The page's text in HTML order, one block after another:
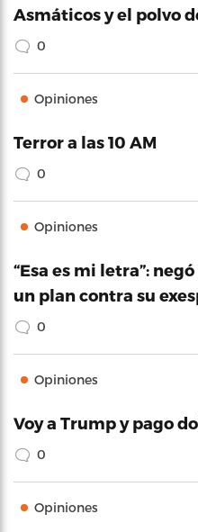
Asmáticos y el polvo
0
Opiniones
Terror a las 10 AM
0
Opiniones
“Esa es mi letra”:
un plan contra su
0
Opiniones
Voy a Trump y pago
0
Opiniones